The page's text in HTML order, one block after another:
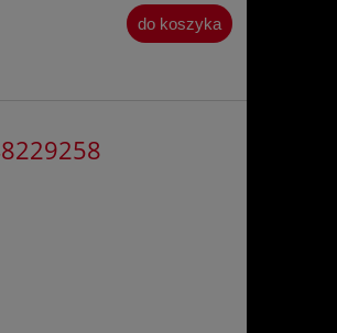
do koszyka